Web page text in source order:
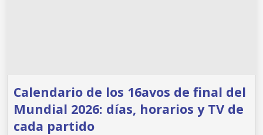
Calendario de los 16avos de final del
Mundial 2026: días, horarios y TV de
cada partido